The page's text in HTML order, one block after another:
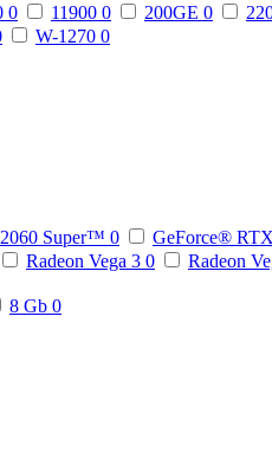
0 11900 0 200GE 0
W-1270 0
Super™ 0 GeForce®
Radeon Vega 3 0 Radeon
8 Gb 0